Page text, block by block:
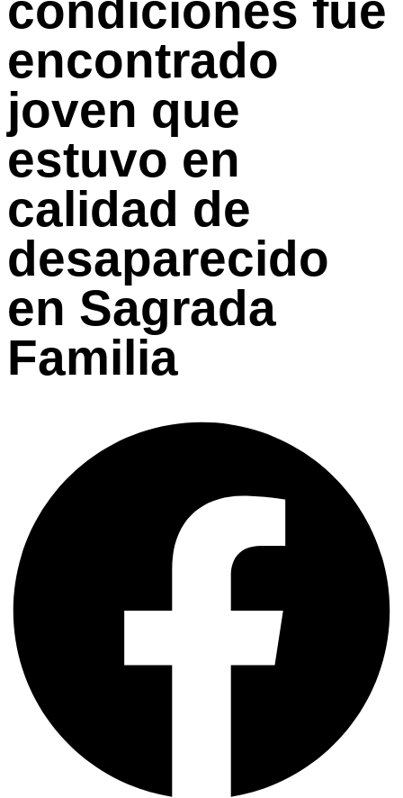
encontrado
joven que
estuvo en
calidad de
desaparecido
en Sagrada
Familia